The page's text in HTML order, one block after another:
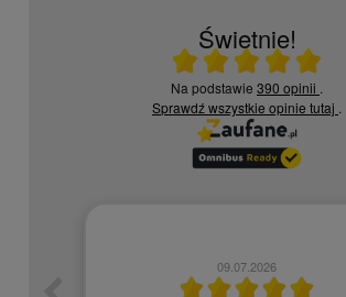
Świetnie!
Ocena średnia 5 na 5
Na podstawie 390 opinii .
Sprawdź wszystkie opinie tutaj .
09.07.2026